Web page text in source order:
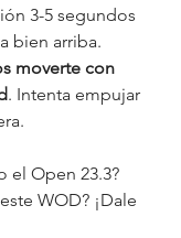
3-5 segundos
bien arriba.
moverte con
. Intenta empujar
el Open 23.3?
WOD? ¡Dale